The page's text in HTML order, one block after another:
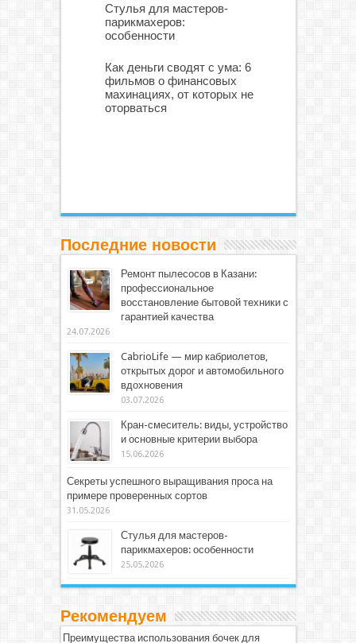
Стулья для мастеров-
парикмахеров:
особенности
Как деньги сводят с ума: 6
фильмов о финансовых
махинациях, от которых не
оторваться
Последние новости
Ремонт пылесосов в Казани:
профессиональное
восстановление бытовой техники с
гарантией качества
24.07.2026
CabrioLife — мир кабриолетов,
открытых дорог и автомобильного
вдохновения
03.07.2026
Кран-смеситель: виды, устройство
и основные критерии выбора
15.06.2026
Секреты успешного выращивания проса на
примере проверенных сортов
31.05.2026
Стулья для мастеров-
парикмахеров: особенности
25.05.2026
Рекомендуем
Преимущества использования бочек для